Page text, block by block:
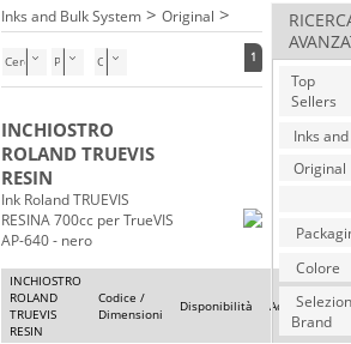
Inks and Bulk System> Original >
Cerca nella categoria 1
INCHIOSTRO
ROLAND TRUEVIS
RESIN
Ink Roland TRUEVIS
RESINA 700cc per TrueVIS
AP-640 - nero
INCHIOSTRO
ROLAND
TRUEVIS
RESIN
Codice /
Dimensioni
Disponibilità Acquista
Top
Sellers
Colore
Brand